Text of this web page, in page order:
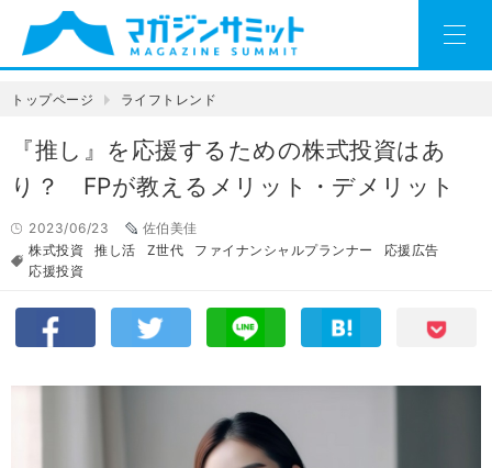
トップページ ライフトレンド
『推し』を応援するための株式投資はあ
り？ FPが教えるメリット・デメリット
2023/06/23
佐伯美佳
株式投資
推し活 Z世代 ファイナンシャルプランナー
応援広告
応援投資